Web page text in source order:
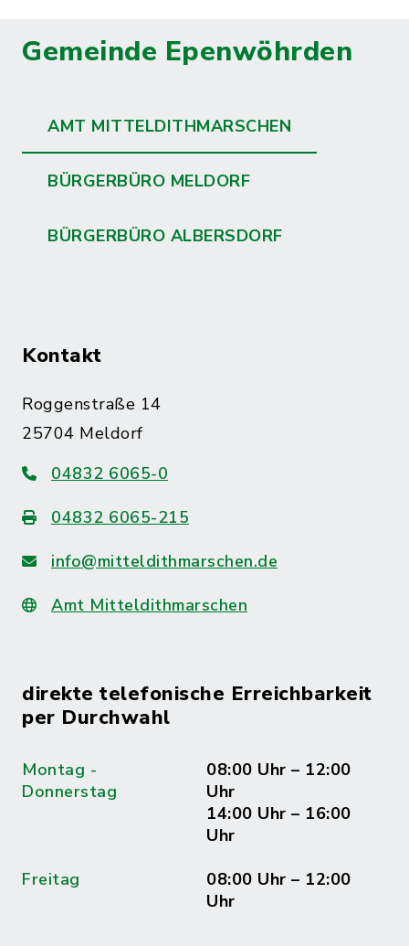
Gemeinde Epenwöhrden
AMT MITTELDITHMARSCHEN
BÜRGERBÜRO MELDORF
BÜRGERBÜRO ALBERSDORF
Kontakt
Roggenstraße 14
25704 Meldorf
04832 6065-0
04832 6065-215
info@mitteldithmarschen.de
Amt Mitteldithmarschen
direkte telefonische Erreichbarkeit
per Durchwahl
Montag -
Donnerstag
08:00 Uhr – 12:00
Uhr
14:00 Uhr – 16:00
Uhr
Freitag
08:00 Uhr – 12:00
Uhr